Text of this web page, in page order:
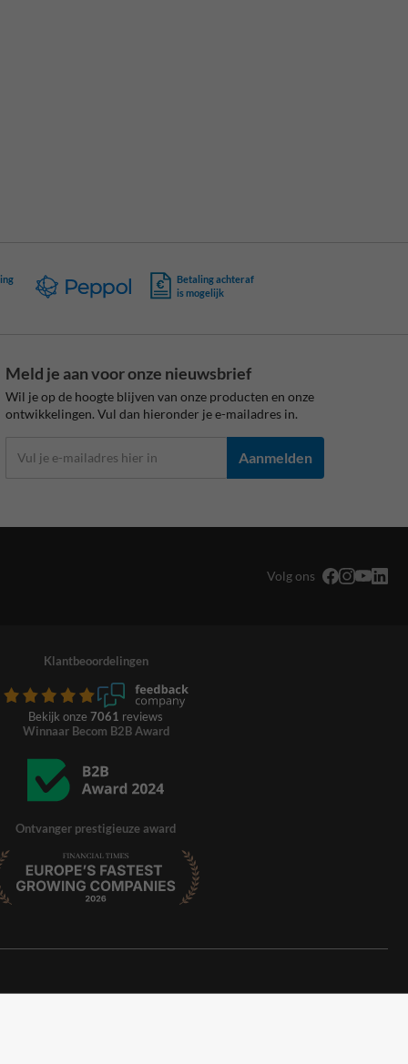
Betaling achteraf
is mogelijk
Meld je aan voor onze nieuwsbrief
Wil je op de hoogte blijven van onze producten en onze
ontwikkelingen. Vul dan hieronder je e-mailadres in.
Aanmelden
Volg ons
Klantbeoordelingen
Bekijk onze 7061 reviews
Winnaar Becom B2B Award
Ontvanger prestigieuze award